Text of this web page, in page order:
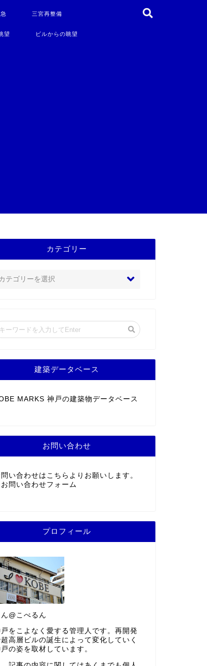
三宮再整備
望 ビルからの眺望
カテゴリー
建築データベース
MARKS 神戸の建築物データベース
お問い合わせ
問い合わせはこちらよりお願いします。
お問い合わせフォーム
プロフィール
ん@こべるん
をこよなく愛する管理人です。再開発
高層ビルの誕生によって変化していく
の姿を取材しています。